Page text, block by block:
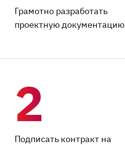
Грамотно разработать
проектную документацию
2
Подписать контракт на